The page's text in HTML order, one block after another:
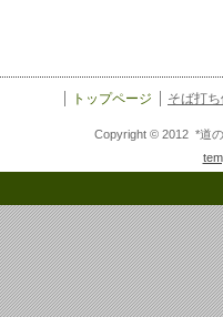
トップページ そば打
Copyright © 2012 *道